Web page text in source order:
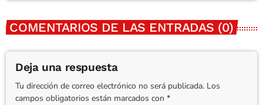
COMENTARIOS DE LAS ENTRADAS (0)
Deja una respuesta
Tu dirección de correo electrónico no será publicada. Los
campos obligatorios están marcados con *